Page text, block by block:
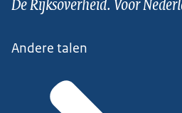
Andere talen